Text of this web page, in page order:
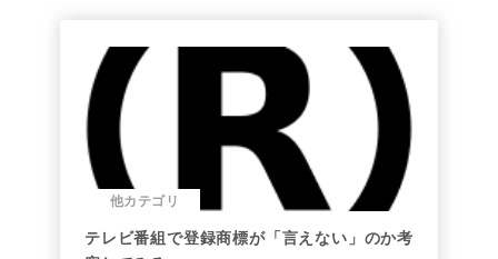
他カテゴリ
テレビ番組で登録商標が「言えない」のか考